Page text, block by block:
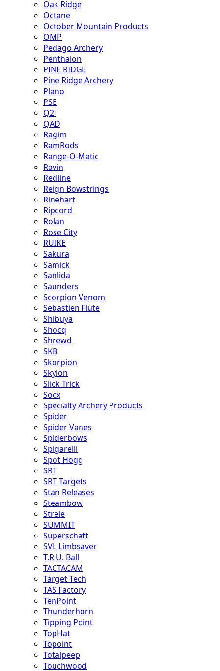
Oak Ridge
Octane
October Mountain Products
OMP
Pedago Archery
Penthalon
PINE RIDGE
Pine Ridge Archery
Plano
PSE
Q2i
QAD
Ragim
RamRods
Range-O-Matic
Ravin
Redline
Reign Bowstrings
Rinehart
Ripcord
Rolan
Rose City
RUIKE
Sakura
Samick
Sanlida
Saunders
Scorpion Venom
Sebastien Flute
Shibuya
Shocq
Shrewd
SKB
Skorpion
Skylon
Slick Trick
Socx
Specialty Archery Products
Spider
Spider Vanes
Spiderbows
Spigarelli
Spot Hogg
SRT
SRT Targets
Stan Releases
Steambow
Strele
SUMMIT
Superschaft
SVL Limbsaver
T.R.U. Ball
TACTACAM
Target Tech
TAS Factory
TenPoint
Thunderhorn
Tipping Point
TopHat
Topoint
Totalpeep
Touchwood